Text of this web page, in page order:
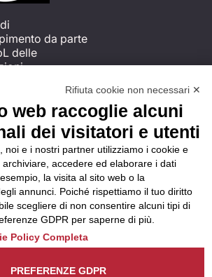
da parte
delle
presentare un
di
utilizzando
modalità
al seguente
web
reclami/.
Rifiuta cookie non necessari ✕
web raccoglie alcuni
dei visitatori e utenti
noi e i nostri partner utilizziamo i cookie e
accedere ed elaborare i dati
la visita al sito web o la
annunci. Poiché rispettiamo il tuo diritto
scegliere di non consentire alcuni tipi di
GDPR per saperne di più.
Policy Completa
PREFERENZE GDPR